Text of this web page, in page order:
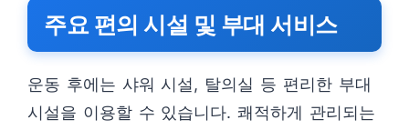
주요 편의 시설 및 부대 서비스
운동 후에는 샤워 시설, 탈의실 등 편리한 부대
시설을 이용할 수 있습니다. 쾌적하게 관리되는